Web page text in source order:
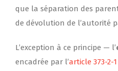
que la séparation des
de dévolution de l’autorité
L’exception à ce principe — l’
encadrée par l’article 373-2-